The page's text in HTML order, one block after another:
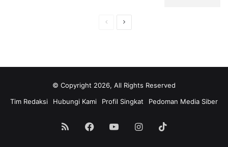
HalamanHalaman
© Copyright 2026, All Rights Reserved
Tim Redaksi
Hubungi Kami Profil Singkat Pedoman Media Siber
RSS Facebook
YouTubeInstagram